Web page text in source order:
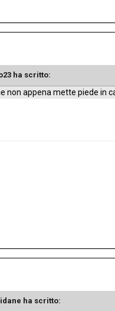
ha scritto:
non appena mette piede in
ha scritto: